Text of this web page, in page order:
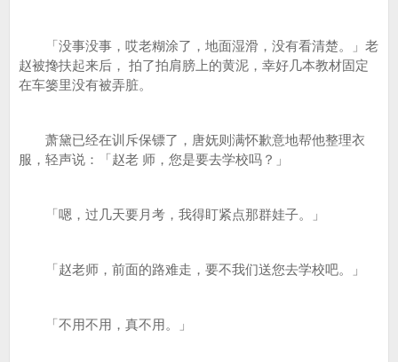
「没事没事，哎老糊涂了，地面湿滑，没有看清楚。」老
赵被搀扶起来后， 拍了拍肩膀上的黄泥，幸好几本教材固定
在车篓里没有被弄脏。
萧黛已经在训斥保镖了，唐妩则满怀歉意地帮他整理衣
服，轻声说：「赵老 师，您是要去学校吗？」
「嗯，过几天要月考，我得盯紧点那群娃子。」
「赵老师，前面的路难走，要不我们送您去学校吧。」
「不用不用，真不用。」